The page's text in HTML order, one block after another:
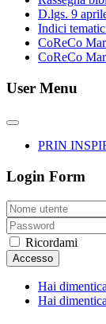
D.lgs. 9
Indici
CoReCo
CoReCo
User Menu
PRIN
Login Form
Ricordami
Accesso
Hai
Hai